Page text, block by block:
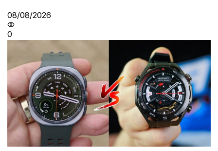
08/08/2026
0